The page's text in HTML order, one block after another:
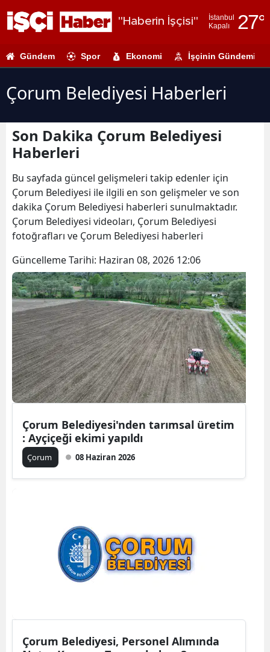
"Haberin İşçisi"
İstanbul
Kapalı
27°
Adıyaman
Amasya
Antalya
Artvin
Bilecik
Bingöl
Bitlis
Bolu
Burdur
Bursa
Çanakkale
Çorum
Gündem Spor Ekonomi İşçinin Gündemi
Çorum Belediyesi Haberleri
Son Dakika Çorum Belediyesi
Haberleri
Bu sayfada güncel gelişmeleri takip edenler için
Çorum Belediyesi ile ilgili en son gelişmeler ve son
dakika Çorum Belediyesi haberleri sunulmaktadır.
Çorum Belediyesi videoları, Çorum Belediyesi
fotoğrafları ve Çorum Belediyesi haberleri
Güncelleme Tarihi: Haziran 08, 2026 12:06
Çorum Belediyesi'nden tarımsal üretim
: Ayçiçeği ekimi yapıldı
Çorum 08 Haziran 2026
Çorum Belediyesi, Personel Alımında